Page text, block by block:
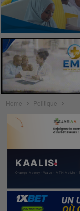
Home Politique